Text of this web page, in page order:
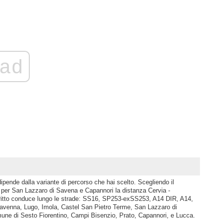
ad
dalla variante di percorso che hai scelto. Scegliendo il
San Lazzaro di Savena e Capannori la distanza Cervia -
conduce lungo le strade: SS16, SP253-exSS253, A14 DIR, A14,
Lugo, Imola, Castel San Pietro Terme, San Lazzaro di
di Sesto Fiorentino, Campi Bisenzio, Prato, Capannori, e Lucca.